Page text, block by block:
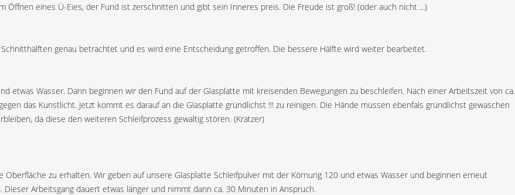
eines Ü-Eies, der Fund ist zerschnitten und gibt sein Inneres preis. Die Freude ist groß! (oder auch nicht ...)
genau betrachtet und es wird eine Entscheidung getroffen. Die bessere Hälfte wird weiter bearbeitet.
etwas Wasser. Dann beginnen wir den Fund auf der Glasplatte mit kreisenden Bewegungen zu beschleifen. Nach einer Arbeitszeit von ca.
das Kunstlicht. Jetzt kommt es darauf an die Glasplatte gründlichst !!! zu reinigen. Die Hände müssen ebenfals gründlichst gewaschen
da diese den weiteren Schleifprozess gewaltig stören. (Kratzer)
zu erhalten. Wir geben auf unsere Glasplatte Schleifpulver mit der Körnung 120 und etwas Wasser und beginnen erneut
Arbeitsgang dauert etwas länger und nimmt dann ca. 30 Minuten in Anspruch.